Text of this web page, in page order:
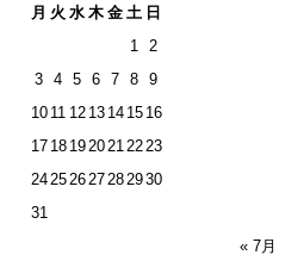
月 火 水 木 金 土 日
1
2
3
4 5 6 7 8
9
10 11 12 13 14 15 16
17 18 1920212223
24252627282930
31
« 7月